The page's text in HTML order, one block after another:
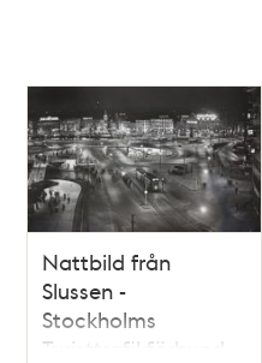
Nattbild från
Slussen -
Stockholms
Turisttrafikförbund